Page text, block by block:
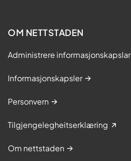
OM NETTSTADEN
Administrere informasjonskapslar
Informasjonskapsler
Personvern
Tilgjengelegheitserklæring
Om nettstaden